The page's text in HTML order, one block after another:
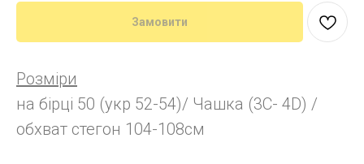
Замовити
Розміри
на бірці 50 (укр 52-54)/ Чашка (3C- 4D) /
обхват стегон 104-108см